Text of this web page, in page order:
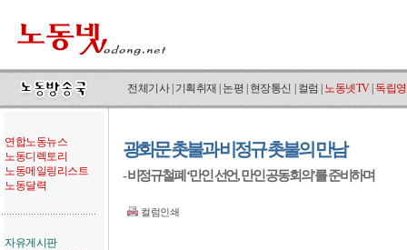
전체기사| 기획취재 논평 현장통신 컬럼 노동넷TV| 독립
연합노동뉴스
노동디렉토리
노동메일링리스트
노동달력
자유게시판
광화문 촛불과 비정규 촛불의 만남
- 비정규철폐 ‘만인 선언, 만인 공동회의’를 준비하며
컬럼인쇄